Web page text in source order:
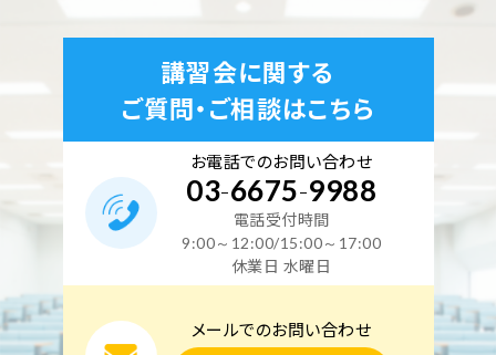
講習会に関する
ご質問・ご相談はこちら
お電話でのお問い合わせ
03-6675-9988
電話受付時間
9:00～12:00/15:00～17:00
休業日 水曜日
メールでのお問い合わせ